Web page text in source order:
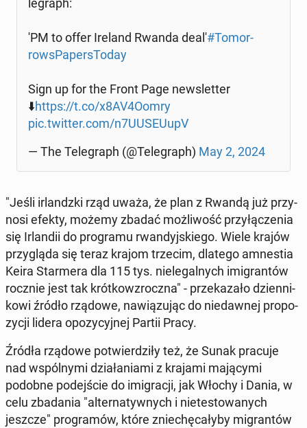
le­graph:
'PM to offer Ireland Rwanda deal'#To­mor­
row­sPa­per­sTo­day
Sign up for the Front Page new­slet­ter
⬇️https://t.co/x8AV4Oomry
pic.twitter.com/n7UUSEU­upV
— The Te­le­graph (@Te­le­graph) May 2, 2024
"Jeśli ir­landz­ki rząd uważa, że plan z Rwandą już przy­
no­si efekty, możemy zbadać moż­li­wość przy­łą­cze­nia
się Ir­lan­dii do pro­gra­mu rwan­dyj­skie­go. Wiele krajów
przy­glą­da się teraz krajom trzecim, dlatego amne­stia
Keira Star­me­ra dla 115 tys. nie­le­gal­nych imi­gran­tów
rocznie jest tak krót­ko­wzrocz­na" - prze­ka­za­ło dzien­ni­
ko­wi źródło rządowe, na­wią­zu­jąc do nie­daw­nej pro­po­
zy­cji lidera opo­zy­cyj­nej Partii Pracy.
Źródła rządowe po­twier­dzi­ły też, że Sunak pracuje
nad wspól­ny­mi dzia­ła­nia­mi z krajami ma­ją­cy­mi
podobne po­dej­ście do imi­gra­cji, jak Włochy i Dania, w
celu zba­da­nia "al­ter­na­tyw­nych i nie­te­sto­wa­nych
jeszcze" pro­gra­mów, które znie­chę­ca­ły­by mi­gran­tów